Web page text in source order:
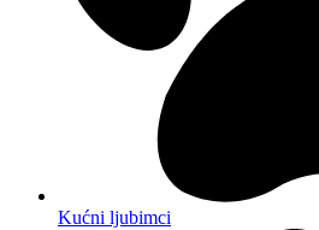
Kućni ljubimci